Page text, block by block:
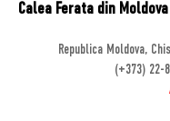
Calea Ferata din Moldova
Republica Moldova,
(+373) 22-